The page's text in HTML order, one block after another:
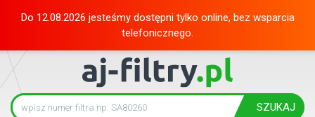
Do 12.08.2026 jesteśmy dostępni tylko online, bez wsparcia
telefonicznego.
SZUKAJ